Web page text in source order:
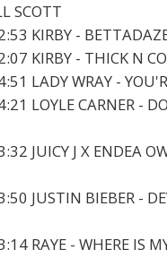
SCOTT
KIRBY -
KIRBY - THICK N
LADY WRAY -
LOYLE CARNER -
JUICY J X ENDEA
JUSTIN BIEBER -
RAYE - WHERE IS